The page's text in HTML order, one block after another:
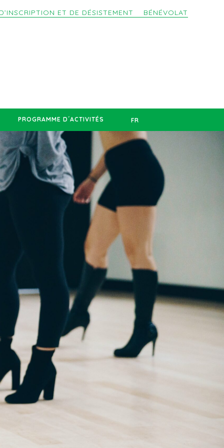
ET DE DÉSISTEMENT BÉNÉVOLAT
PROGRAMME D´ACTIVITÉS FR